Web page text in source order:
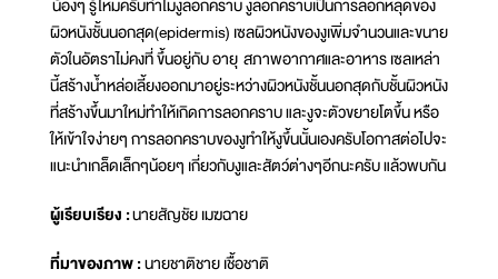
น้องๆ รู้ไหมครับทำไมงูลอกคราบ งูลอกคราบเป็นการลอกหลุดของ
ผิวหนังชั้นนอกสุด(epidermis) เซลผิวหนังของงูเพิ่มจำนวนและขนาย
ตัวในอัตราไม่คงที่ ขึ้นอยู่กับ อายุ สภาพอากาศและอาหาร เซลเหล่า
นี้สร้างน้ำหล่อเลี้ยงออกมาอยู่ระหว่างผิวหนังชั้นนอกสุดกับชั้นผิวหนัง
ที่สร้างขึ้นมาใหม่ทำให้เกิดการลอกคราบ และงูจะตัวขยายโตขึ้น หรือ
ให้เข้าใจง่ายๆ การลอกคราบของงูทำให้งูขึ้นนั้นเองครับโอกาสต่อไปจะ
แนะนำเกล็ดเล็กๆน้อยๆ เกี่ยวกับงูและสัตว์ต่างๆอีกนะครับ แล้วพบกัน
ผู้เรียบเรียง :นายสัญชัย เมฆฉาย
ที่มาของภาพ :นายชาติชาย เชื้อชาติ